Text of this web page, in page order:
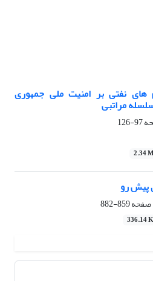
های نفتی بر امنیت ملی جمهوری
مراتبی
97-126
2.34 M
پیش رو
859-882
336.14 K